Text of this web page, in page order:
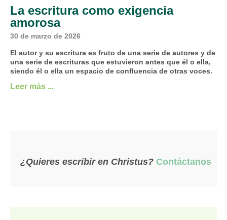
La escritura como exigencia
amorosa
30 de marzo de 2026
El autor y su escritura es fruto de una serie de autores y de
una serie de escrituras que estuvieron antes que él o ella,
siendo él o ella un espacio de confluencia de otras voces.
Leer más ...
¿Quieres escribir en Christus? Contáctanos